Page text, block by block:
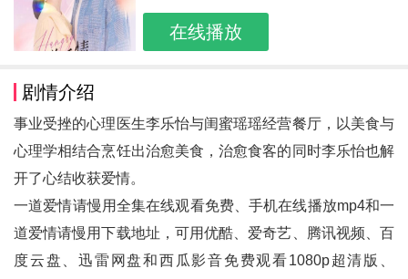
在线播放
剧情介绍
事业受挫的心理医生李乐怡与闺蜜瑶瑶经营餐厅，以美食与
心理学相结合烹饪出治愈美食，治愈食客的同时李乐怡也解
开了心结收获爱情。
一道爱情请慢用全集在线观看免费、手机在线播放mp4和一
道爱情请慢用下载地址，可用优酷、爱奇艺、腾讯视频、百
度云盘、迅雷网盘和西瓜影音免费观看1080p超清版、